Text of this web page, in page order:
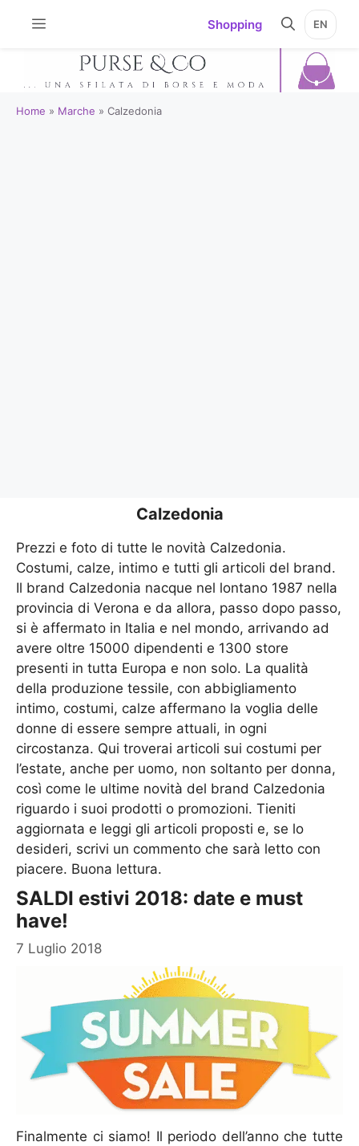
Shopping EN
Home » Marche » Calzedonia
Calzedonia
Prezzi e foto di tutte le novità Calzedonia.
Costumi, calze, intimo e tutti gli articoli del brand.
Il brand Calzedonia nacque nel lontano 1987 nella
provincia di Verona e da allora, passo dopo passo,
si è affermato in Italia e nel mondo, arrivando ad
avere oltre 15000 dipendenti e 1300 store
presenti in tutta Europa e non solo. La qualità
della produzione tessile, con abbigliamento
intimo, costumi, calze affermano la voglia delle
donne di essere sempre attuali, in ogni
circostanza. Qui troverai articoli sui costumi per
l’estate, anche per uomo, non soltanto per donna,
così come le ultime novità del brand Calzedonia
riguardo i suoi prodotti o promozioni. Tieniti
aggiornata e leggi gli articoli proposti e, se lo
desideri, scrivi un commento che sarà letto con
piacere. Buona lettura.
SALDI estivi 2018: date e must
have!
7 Luglio 2018
Finalmente ci siamo! Il periodo dell’anno che tutte